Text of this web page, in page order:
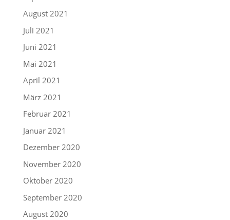
August 2021
Juli 2021
Juni 2021
Mai 2021
April 2021
März 2021
Februar 2021
Januar 2021
Dezember 2020
November 2020
Oktober 2020
September 2020
August 2020